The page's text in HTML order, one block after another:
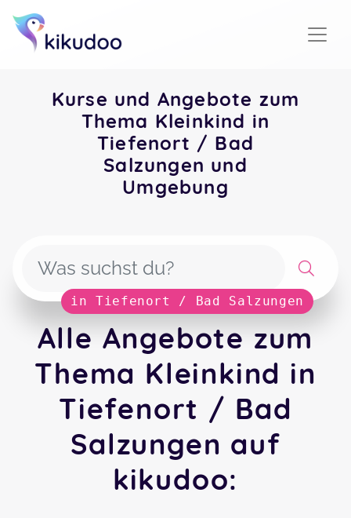
Kurse und Angebote zum
Thema Kleinkind in
Tiefenort / Bad
Salzungen und
Umgebung
in Tiefenort / Bad Salzungen
Alle Angebote zum
Thema Kleinkind in
Tiefenort / Bad
Salzungen auf
kikudoo: